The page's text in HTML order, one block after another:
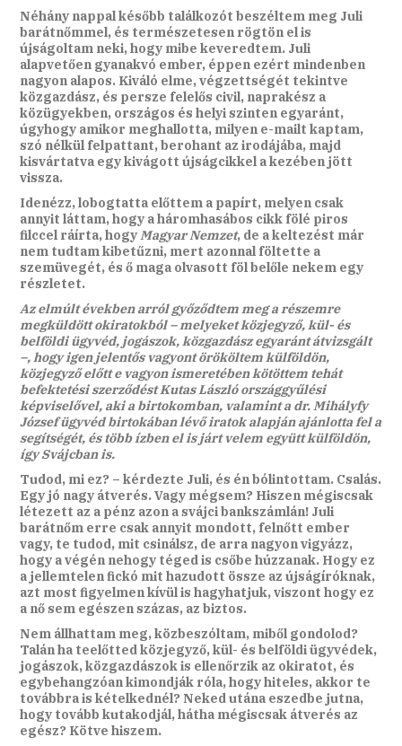
Néhány nappal később találkozót beszéltem meg Juli
barátnőmmel, és természetesen rögtön el is
újságoltam neki, hogy mibe keveredtem. Juli
alapvetően gyanakvó ember, éppen ezért mindenben
nagyon alapos. Kiváló elme, végzettségét tekintve
közgazdász, és persze felelős civil, naprakész a
közügyekben, országos és helyi szinten egyaránt,
úgyhogy amikor meghallotta, milyen e-mailt kaptam,
szó nélkül felpattant, berohant az irodájába, majd
kisvártatva egy kivágott újságcikkel a kezében jött
vissza.
Idenézz, lobogtatta előttem a papírt, melyen csak
annyit láttam, hogy a háromhasábos cikk fölé piros
filccel ráírta, hogyMagyar Nemzet, de a keltezést már
nem tudtam kibetűzni, mert azonnal föltette a
szemüvegét, és ő maga olvasott föl belőle nekem egy
részletet.
Az elmúlt években arról győződtem meg a részemre
megküldött okiratokból – melyeket közjegyző, kül- és
belföldi ügyvéd, jogászok, közgazdász egyaránt átvizsgált
–, hogy igen jelentős vagyont örököltem külföldön,
közjegyző előtt e vagyon ismeretében kötöttem tehát
befektetési szerződést Kutas László országgyűlési
képviselővel, aki a birtokomban, valamint a dr. Mihályfy
József ügyvéd birtokában lévő iratok alapján ajánlotta fel a
segítségét, és több ízben el is járt velem együtt külföldön,
így Svájcban is.
Tudod, mi ez? – kérdezte Juli, és én bólintottam. Csalás.
Egy jó nagy átverés. Vagy mégsem? Hiszen mégiscsak
létezett az a pénz azon a svájci bankszámlán! Juli
barátnőm erre csak annyit mondott, felnőtt ember
vagy, te tudod, mit csinálsz, de arra nagyon vigyázz,
hogy a végén nehogy téged is csőbe húzzanak. Hogy ez
a jellemtelen fickó mit hazudott össze az újságíróknak,
azt most figyelmen kívül is hagyhatjuk, viszont hogy ez
a nő sem egészen százas, az biztos.
Nem állhattam meg, közbeszóltam, miből gondolod?
Talán ha teelőtted közjegyző, kül- és belföldi ügyvédek,
jogászok, közgazdászok is ellenőrzik az okiratot, és
egybehangzóan kimondják róla, hogy hiteles, akkor te
továbbra is kételkednél? Neked utána eszedbe jutna,
hogy tovább kutakodjál, hátha mégiscsak átverés az
egész? Kötve hiszem.